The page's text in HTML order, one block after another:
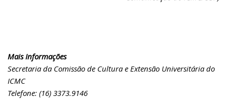
Mais Informações
Secretaria da Comissão de Cultura e Extensão Universitária do
ICMC
Telefone: (16) 3373.9146